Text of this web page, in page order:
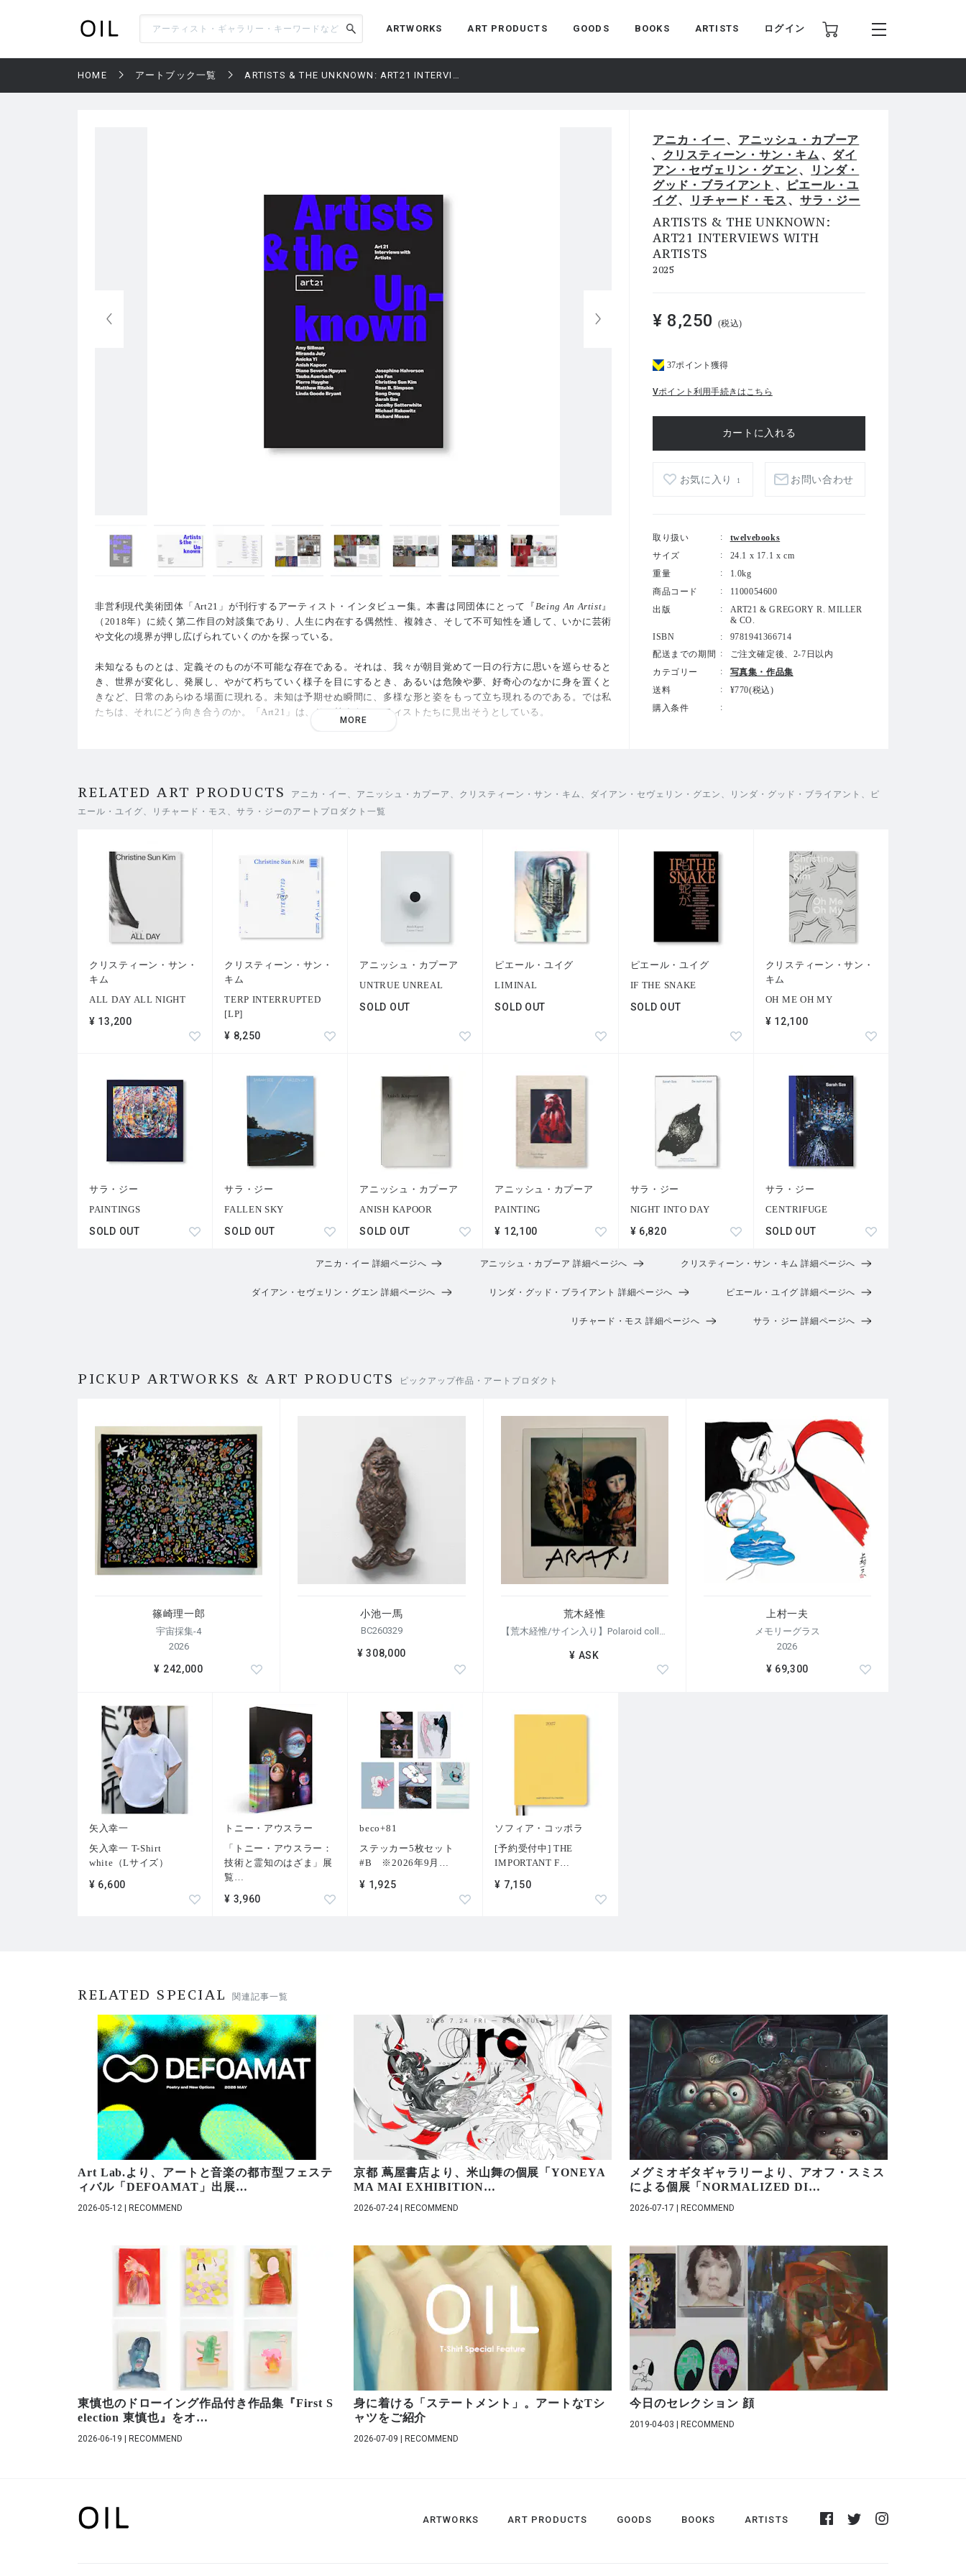
ARTWORKS ART PRODUCTS GOODS BOOKS ARTISTS ログイン
HOME アートブック一覧 ARTISTS & THE UNKNOWN: ART21 INTERVIEWS WITH ARTISTS
非営利現代美術団体「Art21」が刊行するアーティスト・インタビュー集。本書は同団体にとって『Being An Artist』
（2018年）に続く第二作目の対談集であり、人生に内在する偶然性、複雑さ、そして不可知性を通して、いかに芸術
や文化の境界が押し広げられていくのかを探っている。
未知なるものとは、定義そのものが不可能な存在である。それは、我々が朝目覚めて一日の行方に思いを巡らせると
き、世界が変化し、発展し、やがて朽ちていく様子を目にするとき、あるいは危険や夢、好奇心のなかに身を置くと
きなど、日常のあらゆる場面に現れる。未知は予期せぬ瞬間に、多様な形と姿をもって立ち現れるのである。では私
たちは、それにどう向き合うのか。「Art21」は、その答えをアーティストたちに見出そうとしている。
共同出版により刊行された。
タウバ・アウエルバッハ （Tauba Auerbach）、リンダ・グッド・ブライアント（Linda Goode Bryant）、アニカ・イ
ー（Anicka Yi）、マシュー・リッチー（Matthew Ritchie）、マイケル・ラコウィッツ（Michael Rakowitz）、ピエー
ル・ユイグ（Pierre Huyghe）、ジェス・ファン（Jes Fan）、ミランダ・ジュライ（Miranda July）、ローズ・B・シ
ンプソン（Rose B. Simpson）、クリスティーン・サン・キム（Christine Sun Kim）、ソン・ドン（宋 冬 / Song Don
g）、エイミー・シルマン（Amy Sillman）、ジョセフィン・ハルヴォーソン（Josephine Halvorson）、ダイアン・セ
リチャード・モス（Richard Mosse）、ジェイコルビー・サターホワイト（Jacolby Satterwhite）
MORE
アニカ・イー
アニッシュ・カプーア
クリスティーン・サン・キム
ダイ
アン・セヴェリン・グエン
リンダ・
グッド・ブライアント
ピエール・ユ
イグ
リチャード・モス サラ・ジー
ARTISTS & THE UNKNOWN:
ART21 INTERVIEWS WITH
ARTISTS
2025
¥ 8,250 (税込)
37ポイント獲得
Vポイント利用手続きはこちら
お気に入り 1 お問い合わせ
取り扱い
twelvebooks
サイズ
24.1 x 17.1 x cm
重量
1.0kg
商品コード
1100054600
出版
ART21 & GREGORY R. MILLER
& CO.
ISBN
9781941366714
配送までの期間
ご注文確定後、2-7日以内
カテゴリー
写真集・作品集
送料
¥770(税込)
購入条件
RELATED ART PRODUCTS
アニカ・イー、アニッシュ・カプーア、クリスティーン・サン・キム、ダイアン・セヴェリン・グエン、リンダ・グッド・ブライアント、ピ
エール・ユイグ、リチャード・モス、サラ・ジーのアートプロダクト一覧
クリスティーン・サン・
キム
ALL DAY ALL NIGHT
¥ 13,200
クリスティーン・サン・
キム
TERP INTERRUPTED
[LP]
¥ 8,250
アニッシュ・カプーア
UNTRUE UNREAL
SOLD OUT
ピエール・ユイグ
LIMINAL
SOLD OUT
ピエール・ユイグ
IF THE SNAKE
SOLD OUT
クリスティーン・サン・
キム
OH ME OH MY
¥ 12,100
サラ・ジー
PAINTINGS
SOLD OUT
サラ・ジー
FALLEN SKY
SOLD OUT
アニッシュ・カプーア
ANISH KAPOOR
SOLD OUT
アニッシュ・カプーア
PAINTING
¥ 12,100
サラ・ジー
NIGHT INTO DAY
¥ 6,820
サラ・ジー
CENTRIFUGE
SOLD OUT
アニカ・イー 詳細ページへ アニッシュ・カプーア 詳細ページへ クリスティーン・サン・キム 詳細ページへ
ダイアン・セヴェリン・グエン 詳細ページへ リンダ・グッド・ブライアント 詳細ページへ ピエール・ユイグ 詳細ページへ
リチャード・モス 詳細ページへ サラ・ジー 詳細ページへ
PICKUP ARTWORKS & ART PRODUCTS ピックアップ作品・アートプロダクト
篠崎理一郎
宇宙採集-4
2026
¥ 242,000
小池一馬
BC260329
¥ 308,000
荒木経惟
¥ ASK
上村一夫
メモリーグラス
2026
¥ 69,300
矢入幸一
矢入幸一 T-Shirt
white（Lサイズ）
¥ 6,600
トニー・アウスラー
「トニー・アウスラー：
技術と霊知のはざま」展
覧
¥ 3,960
beco+81
ステッカー5枚セット
#B ※2026年9月
¥ 1,925
ソフィア・コッポラ
[予約受付中] THE
IMPORTANT F
¥ 7,150
RELATED SPECIAL 関連記事一覧
Art Lab.より、アートと音楽の都市型フェステ
ィバル「DEFOAMAT」出展…
2026-05-12 | RECOMMEND
京都 蔦屋書店より、米山舞の個展「YONEYA
MA MAI EXHIBITION…
2026-07-24 | RECOMMEND
メグミオギタギャラリーより、アオフ・スミス
による個展「NORMALIZED DI…
2026-07-17 | RECOMMEND
東慎也のドローイング作品付き作品集『First S
election 東慎也』をオ…
2026-06-19 | RECOMMEND
身に着ける「ステートメント」。アートなTシ
ャツをご紹介
2026-07-09 | RECOMMEND
今日のセレクション 顔
2019-04-03 | RECOMMEND
ARTWORKS ART PRODUCTS GOODS BOOKS ARTISTS